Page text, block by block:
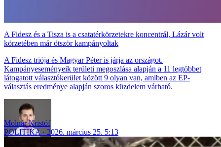
A Fidesz és a Tisza is a csatatérkörzetekre koncentrál, Lázár volt
körzetében már ötször kampányoltak
A Fidesz triója és Magyar Péter is járja az országot.
Kampányeseményeik területi megoszlása alapján a 11 legtöbbet
látogatott választókerület között 9 olyan van, amiben az EP-
választás eredménye alapján szoros küzdelem várható.
Molnár Kristóf
POLITIKA
2026. március 25. 5:13